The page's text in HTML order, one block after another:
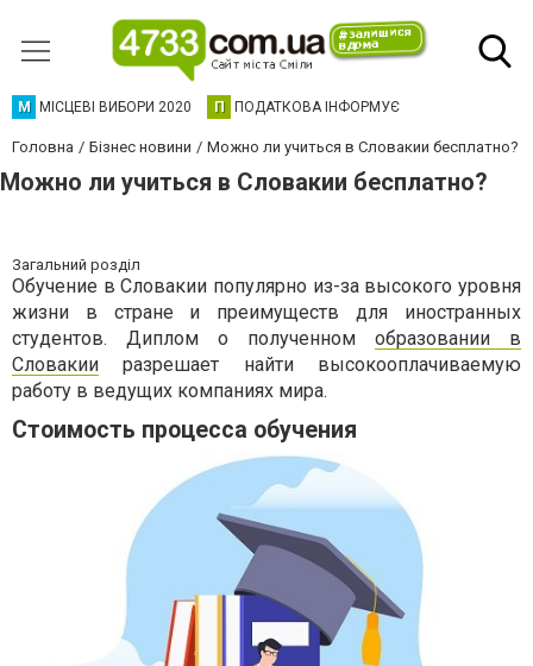
М МІСЦЕВІ ВИБОРИ 2020 П ПОДАТКОВА ІНФОРМУЄ
Головна Бізнес новини Можно ли учиться в Словакии бесплатно?
Можно ли учиться в Словакии бесплатно?
Загальний розділ
Обучение в Словакии популярно из-за высокого уровня
жизни в стране и преимуществ для иностранных
студентов. Диплом о полученном образовании в
Словакии разрешает найти высокооплачиваемую
работу в ведущих компаниях мира.
Стоимость процесса обучения